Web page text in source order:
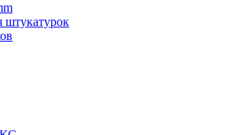
штукатурок